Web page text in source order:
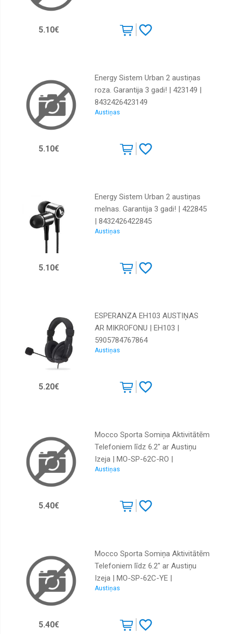
5.10€
Energy Sistem Urban 2 austiņas
roza. Garantija 3 gadi! | 423149 |
8432426423149
Austiņas
5.10€
Energy Sistem Urban 2 austiņas
melnas. Garantija 3 gadi! | 422845
| 8432426422845
Austiņas
5.10€
ESPERANZA EH103 AUSTIŅAS
AR MIKROFONU | EH103 |
5905784767864
Austiņas
5.20€
Mocco Sporta Somiņa Aktivitātēm
Telefoniem līdz 6.2" ar Austiņu
Izeja | MO-SP-62C-RO |
4752168084502
Austiņas
5.40€
Mocco Sporta Somiņa Aktivitātēm
Telefoniem līdz 6.2" ar Austiņu
Izeja | MO-SP-62C-YE |
4752168084533
Austiņas
5.40€